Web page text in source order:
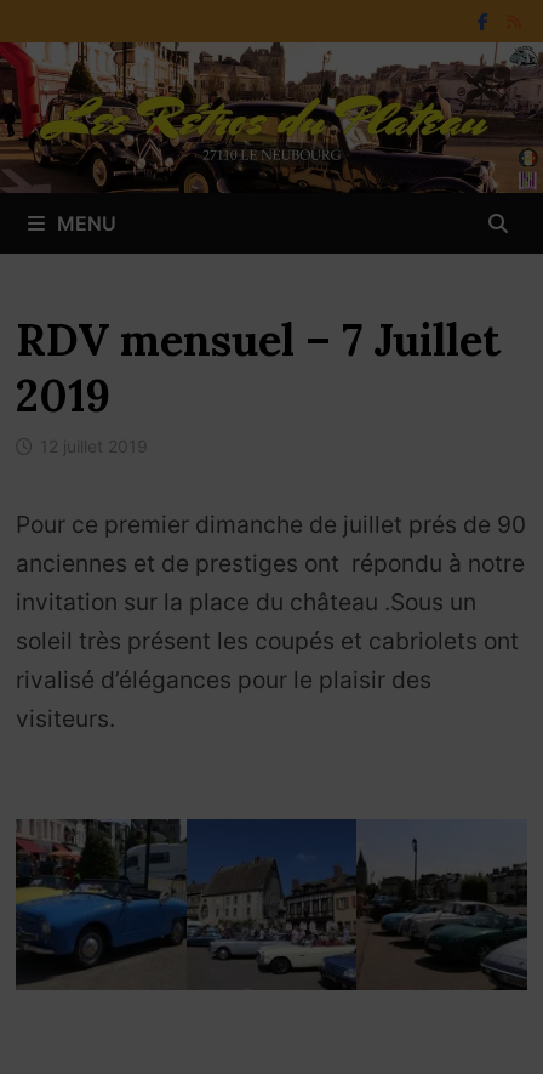
au
contenu
MENU
RDV mensuel – 7 Juillet
2019
12 juillet 2019
Pour ce premier dimanche de juillet prés de 90
anciennes et de prestiges ont répondu à notre
invitation sur la place du château .Sous un
soleil très présent les coupés et cabriolets ont
rivalisé d’élégances pour le plaisir des
visiteurs.